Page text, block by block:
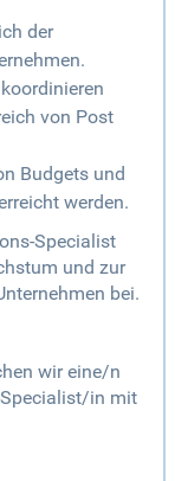
der
von Post
Budgets und
werden.
Specialist
und zur
bei.
wir eine/n
in mit